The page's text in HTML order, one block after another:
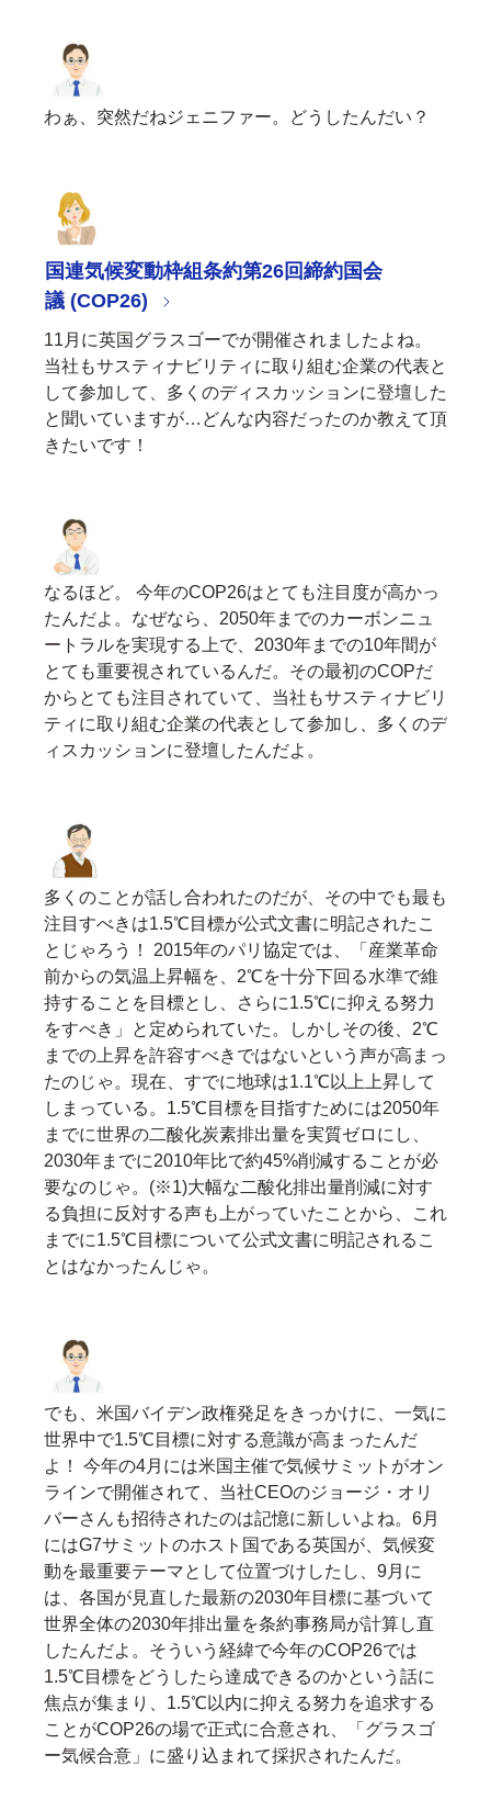
わぁ、突然だねジェニファー。どうしたんだい？
国連気候変動枠組条約第26回締約国会
議 (COP26)
11月に英国グラスゴーでが開催されましたよね。
当社もサスティナビリティに取り組む企業の代表と
して参加して、多くのディスカッションに登壇した
と聞いていますが…どんな内容だったのか教えて頂
きたいです！
なるほど。 今年のCOP26はとても注目度が高かっ
たんだよ。なぜなら、2050年までのカーボンニュ
ートラルを実現する上で、2030年までの10年間が
とても重要視されているんだ。その最初のCOPだ
からとても注目されていて、当社もサスティナビリ
ティに取り組む企業の代表として参加し、多くのデ
ィスカッションに登壇したんだよ。
多くのことが話し合われたのだが、その中でも最も
注目すべきは1.5℃目標が公式文書に明記されたこ
とじゃろう！ 2015年のパリ協定では、「産業革命
前からの気温上昇幅を、2℃を十分下回る水準で維
持することを目標とし、さらに1.5℃に抑える努力
をすべき」と定められていた。しかしその後、2℃
までの上昇を許容すべきではないという声が高まっ
たのじゃ。現在、すでに地球は1.1℃以上上昇して
しまっている。1.5℃目標を目指すためには2050年
までに世界の二酸化炭素排出量を実質ゼロにし、
2030年までに2010年比で約45%削減することが必
要なのじゃ。(※1)大幅な二酸化排出量削減に対す
る負担に反対する声も上がっていたことから、これ
までに1.5℃目標について公式文書に明記されるこ
とはなかったんじゃ。
でも、米国バイデン政権発足をきっかけに、一気に
世界中で1.5℃目標に対する意識が高まったんだ
よ！ 今年の4月には米国主催で気候サミットがオン
ラインで開催されて、当社CEOのジョージ・オリ
バーさんも招待されたのは記憶に新しいよね。6月
にはG7サミットのホスト国である英国が、気候変
動を最重要テーマとして位置づけしたし、9月に
は、各国が見直した最新の2030年目標に基づいて
世界全体の2030年排出量を条約事務局が計算し直
したんだよ。そういう経緯で今年のCOP26では
1.5℃目標をどうしたら達成できるのかという話に
焦点が集まり、1.5℃以内に抑える努力を追求する
ことがCOP26の場で正式に合意され、「グラスゴ
ー気候合意」に盛り込まれて採択されたんだ。